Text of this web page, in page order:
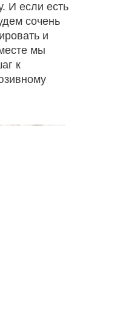
И если есть
сочень
и
мы
к